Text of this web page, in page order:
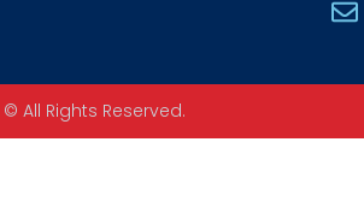
© All Rights Reserved.